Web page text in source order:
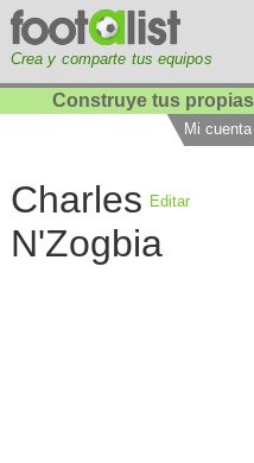
Crea y comparte tus equipos
Construye tus
Mi cuenta
Charles
N'Zogbia
Editar